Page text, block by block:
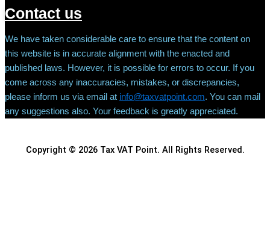
Contact us
We have taken considerable care to ensure that the content on
this website is in accurate alignment with the enacted and
published laws. However, it is possible for errors to occur. If you
come across any inaccuracies, mistakes, or discrepancies,
please inform us via email at info@taxvatpoint.com. You can mail
any suggestions also. Your feedback is greatly appreciated.
Copyright © 2026 Tax VAT Point. All Rights Reserved.